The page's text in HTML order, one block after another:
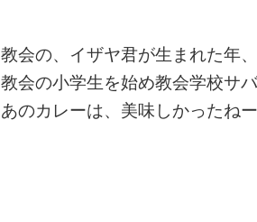
教会の、イザヤ君が生まれた年、
教会の小学生を始め教会学校サ
あのカレーは、美味しかったねー